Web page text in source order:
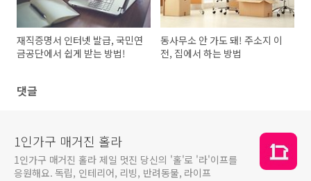
재직증명서 인터넷 발급, 국민연
금공단에서 쉽게 받는 방법!
동사무소 안 가도 돼! 주소지 이
전, 집에서 하는 방법
댓글
1인가구 매거진 홀라
1인가구 매거진 홀라 제일 멋진 당신의 '홀'로 '라'이프를
응원해요. 독립, 인테리어, 리빙, 반려동물, 라이프